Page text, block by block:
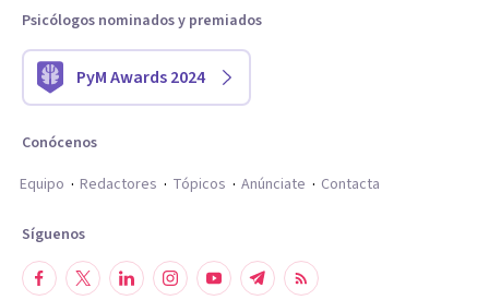
Psicólogos nominados y premiados
PyM Awards 2024
Conócenos
Equipo
Redactores Tópicos Anúnciate Contacta
Síguenos